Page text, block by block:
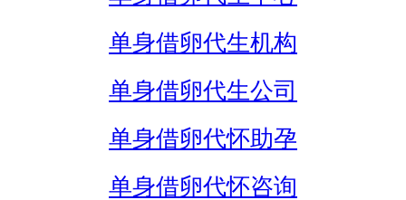
单身借卵代生机构
单身借卵代生公司
单身借卵代怀助孕
单身借卵代怀咨询